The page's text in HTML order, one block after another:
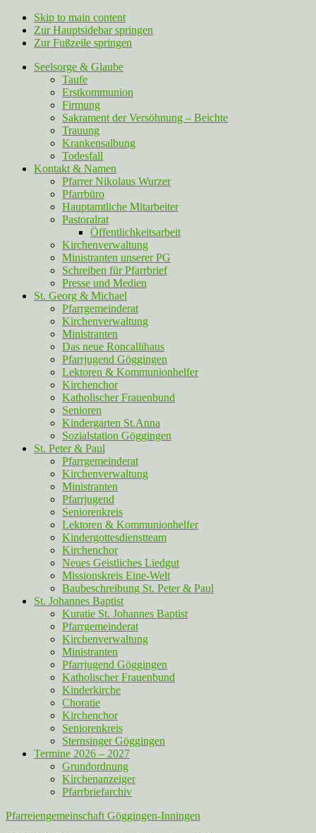
Skip to main content
Zur Hauptsidebar springen
Zur Fußzeile springen
Seelsorge & Glaube
Taufe
Erstkommunion
Firmung
Sakrament der Versöhnung – Beichte
Trauung
Krankensalbung
Todesfall
Kontakt & Namen
Pfarrer Nikolaus Wurzer
Pfarrbüro
Hauptamtliche Mitarbeiter
Pastoralrat
Öffentlichkeitsarbeit
Kirchenverwaltung
Ministranten unserer PG
Schreiben für Pfarrbrief
Presse und Medien
St. Georg & Michael
Pfarrgemeinderat
Kirchenverwaltung
Ministranten
Das neue Roncallihaus
Pfarrjugend Göggingen
Lektoren & Kommunionhelfer
Kirchenchor
Katholischer Frauenbund
Senioren
Kindergarten St.Anna
Sozialstation Göggingen
St. Peter & Paul
Pfarrgemeinderat
Kirchenverwaltung
Ministranten
Pfarrjugend
Seniorenkreis
Lektoren & Kommunionhelfer
Kindergottesdienstteam
Kirchenchor
Neues Geistliches Liedgut
Missionskreis Eine-Welt
Baubeschreibung St. Peter & Paul
St. Johannes Baptist
Kuratie St. Johannes Baptist
Pfarrgemeinderat
Kirchenverwaltung
Ministranten
Pfarrjugend Göggingen
Katholischer Frauenbund
Kinderkirche
Choratie
Kirchenchor
Seniorenkreis
Sternsinger Göggingen
Termine 2026 – 2027
Grundordnung
Kirchenanzeiger
Pfarrbriefarchiv
Pfarreiengemeinschaft Göggingen-Inningen